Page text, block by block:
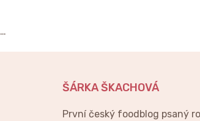
…
ŠÁRKA ŠKACHOVÁ
První český foodblog psaný